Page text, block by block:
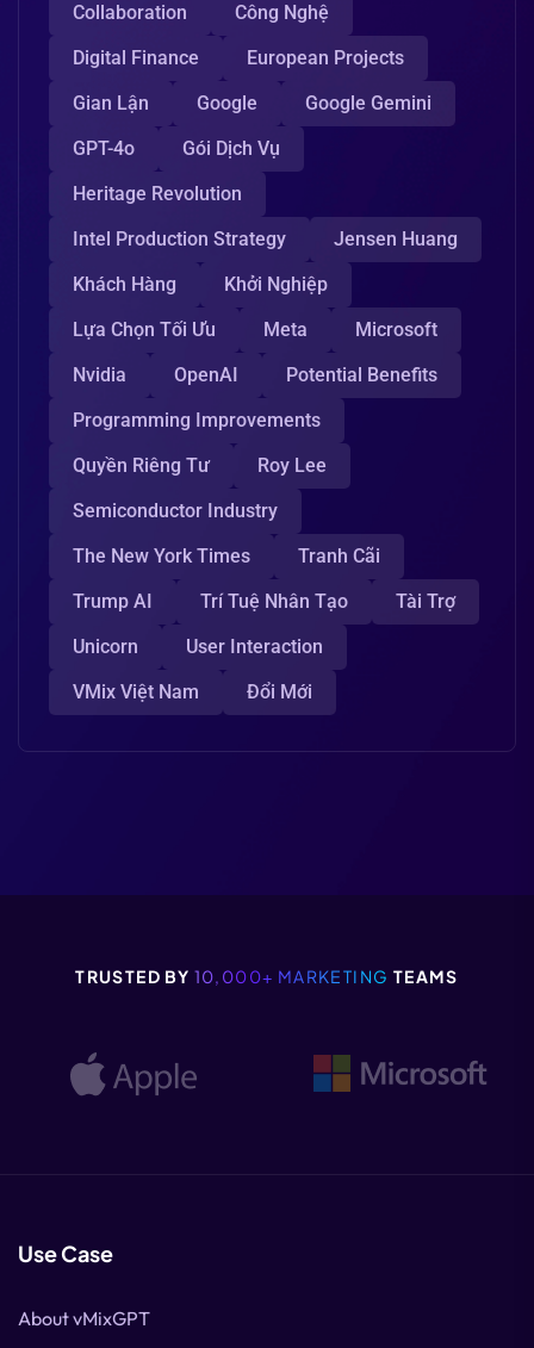
Collaboration
Công Nghệ
Digital Finance
European Projects
Gian Lận
Google
Google Gemini
GPT-4o
Gói Dịch Vụ
Heritage Revolution
Intel Production Strategy
Jensen Huang
Khách Hàng
Khởi Nghiệp
Lựa Chọn Tối Ưu
Meta
Microsoft
Nvidia
OpenAI
Potential Benefits
Programming Improvements
Quyền Riêng Tư
Roy Lee
Semiconductor Industry
The New York Times
Tranh Cãi
Trump AI
Trí Tuệ Nhân Tạo
Tài Trợ
Unicorn
User Interaction
VMix Việt Nam
Đổi Mới
TRUSTED BY 10,000+ MARKETING TEAMS
Use Case
About vMixGPT